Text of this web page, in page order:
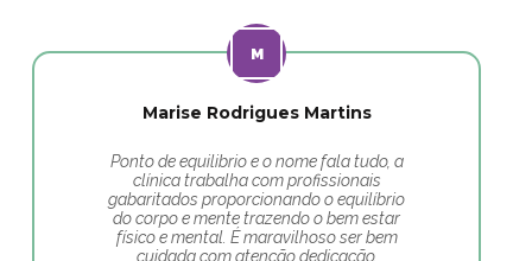
Marise Rodrigues Martins
Ponto de equilibrio e o nome fala tudo, a
clínica trabalha com profissionais
gabaritados proporcionando o equilíbrio
do corpo e mente trazendo o bem estar
físico e mental. É maravilhoso ser bem
cuidada com atenção dedicação.